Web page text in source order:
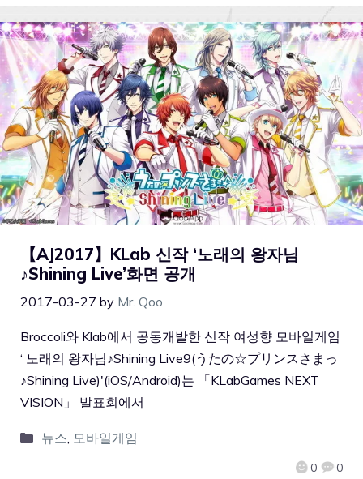
【AJ2017】KLab 신작 ‘노래의 왕자님
♪Shining Live’화면 공개
2017-03-27 by Mr. Qoo
0 0
Broccoli와 Klab에서 공동개발한 신작 여성향 모바일게임
‘ 노래의 왕자님♪Shining Live9(うたの☆プリンスさまっ
♪Shining Live)'(iOS/Android)는 「KLabGames NEXT
VISION」 발표회에서
뉴스 모바일게임